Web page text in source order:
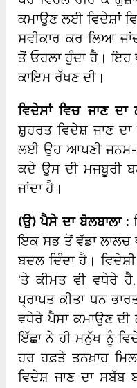
ਕਮਾਉਣ ਲਈ ਵਿਦੇਸ਼ਾਂ
ਸਵੀਕਾਰ ਕਰ ਲਿਆ
ਤੋਂ ਓਹਲਾ ਹੁੰਦਾ ਹੈ। ਇਹ
ਕਾਇਮ ਰੱਖਣ ਦੀ।
ਵਿਦੇਸਾਂ ਵਿਚ ਜਾਣ ਦਾ
ਸ਼ੁਹਰਤ ਵਿਦੇਸ਼ ਜਾਣ
ਲਈ ਉਹ ਆਪਣੀ ਜਨਮ-
ਕਦੇ ਉਸ ਦੀ ਮਜਬੂਰੀ
ਜਾਂਦਾ ਹੈ।
(ਉ) ਪੈਸੇ ਦਾ ਬੋਲਬਾਲਾ :
ਇਕ ਸਭ ਤੋਂ ਵੱਡਾ ਲਾਲਚ
ਬਦਲ ਦਿੰਦਾ ਹੈ।
‘ਤੇ ਕੀਮਤ ਵੀ ਵਧੇਰੇ
ਪ੍ਰਾਪਤ ਕੀਤਾ ਧਨ
ਵਧੇਰੇ ਪੈਸਾ ਕਮਾਉਣ ਦੀ
ਇੱਛਾ ਨੇ ਹੀ ਮਨੁੱਖ ਨੂੰ
ਹਰ ਹਫ਼ਤੇ ਤਨਖ਼ਾਹ
ਵਿਦੇਸ਼ ਜਾਣ ਦਾ ਸਬੱਬ